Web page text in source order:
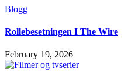
Blogg
Rollebesetningen I The Wire
February 19, 2026